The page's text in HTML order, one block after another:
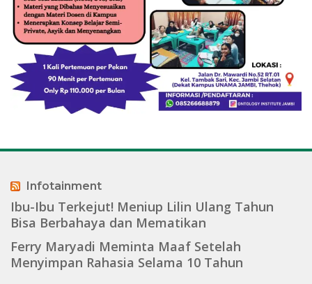
Infotainment
Ibu-Ibu Terkejut! Meniup Lilin Ulang Tahun
Bisa Berbahaya dan Mematikan
Ferry Maryadi Meminta Maaf Setelah
Menyimpan Rahasia Selama 10 Tahun